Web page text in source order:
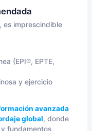
es imprescindible
(EPI®, EPTE,
y ejercicio
avanzada
global, donde
fundamentos